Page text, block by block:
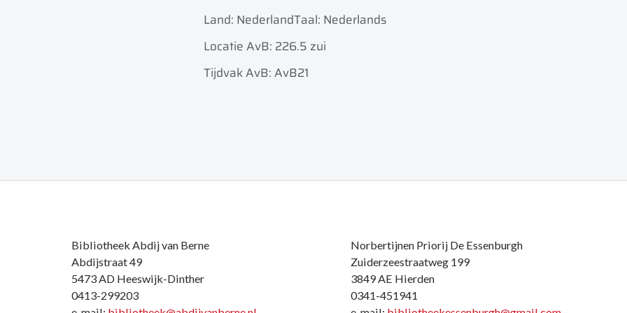
Land: NederlandTaal: Nederlands
Locatie AvB: 226.5 zui
Tijdvak AvB: AvB21
Bibliotheek Abdij van Berne
Abdijstraat 49
5473 AD Heeswijk-Dinther
0413-299203
Norbertijnen Priorij De Essenburgh
Zuiderzeestraatweg 199
3849 AE Hierden
0341-451941